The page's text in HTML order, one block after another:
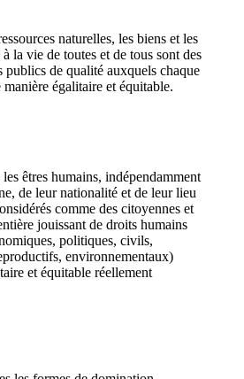
naturelles, les biens et les
à la vie de toutes et de tous sont des
publics de qualité auxquels chaque
manière égalitaire et équitable.
êtres humains, indépendamment
de leur nationalité et de leur lieu
comme des citoyennes et
jouissant de droits humains
politiques, civils,
environnementaux)
et équitable réellement